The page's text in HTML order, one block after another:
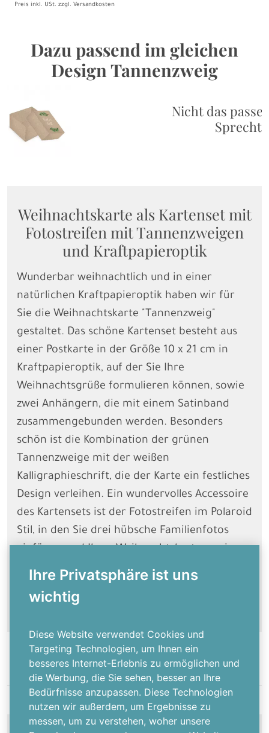
Ihre Privatsphäre ist uns
wichtig
Diese Website verwendet Cookies und
Targeting Technologien, um Ihnen ein
besseres Internet-Erlebnis zu ermöglichen und
die Werbung, die Sie sehen, besser an Ihre
Bedürfnisse anzupassen. Diese Technologien
nutzen wir außerdem, um Ergebnisse zu
messen, um zu verstehen, woher unsere
Preis inkl. USt. zzgl. Versandkosten
Dazu passend im gleichen
Design Tannenzweig
Weihnachtskarte als Kartenset mit
Fotostreifen mit Tannenzweigen
und Kraftpapieroptik
Wunderbar weihnachtlich und in einer
natürlichen Kraftpapieroptik haben wir für
Sie die Weihnachtskarte "Tannenzweig"
gestaltet. Das schöne Kartenset besteht aus
einer Postkarte in der Größe 10 x 21 cm in
Kraftpapieroptik, auf der Sie Ihre
Weihnachtsgrüße formulieren können, sowie
zwei Anhängern, die mit einem Satinband
zusammengebunden werden. Besonders
schön ist die Kombination der grünen
Tannenzweige mit der weißen
Kalligraphieschrift, die der Karte ein festliches
Design verleihen. Ein wundervolles Accessoire
des Kartensets ist der Fotostreifen im Polaroid
Stil, in den Sie drei hübsche Familienfotos
persönliche Note verleihen können. Außerdem
ergänzt ein kleiner Anhänger in
Kraftpapieroptik diese hübschen Grußkarten.
HILFE